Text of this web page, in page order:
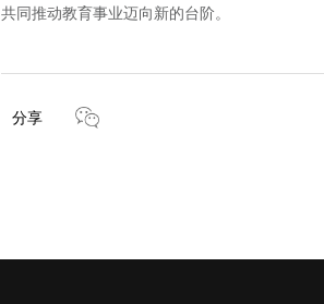
共同推动教育事业迈向新的台阶。
分享